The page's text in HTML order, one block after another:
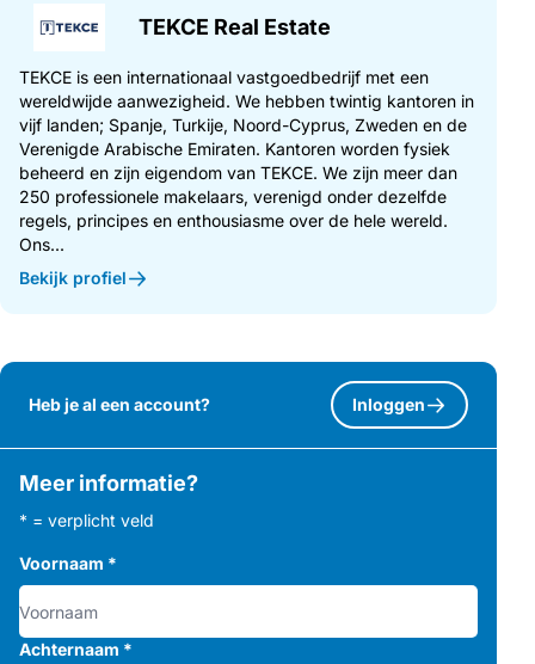
TEKCE Real Estate
TEKCE is een internationaal vastgoedbedrijf met een
wereldwijde aanwezigheid. We hebben twintig kantoren in
vijf landen; Spanje, Turkije, Noord-Cyprus, Zweden en de
Verenigde Arabische Emiraten. Kantoren worden fysiek
beheerd en zijn eigendom van TEKCE. We zijn meer dan
250 professionele makelaars, verenigd onder dezelfde
regels, principes en enthousiasme over de hele wereld.
Ons...
Bekijk profiel
Heb je al een account? Inloggen
Meer informatie?
* = verplicht veld
Voornaam *
Achternaam *